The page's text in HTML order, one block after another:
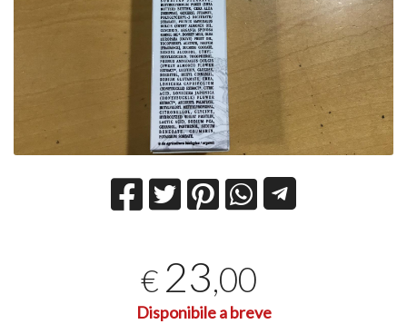
€ 23,00
Disponibile a breve